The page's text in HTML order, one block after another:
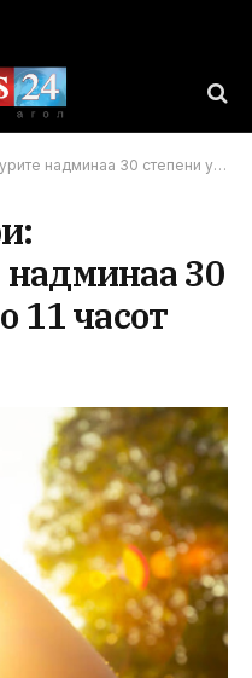
30 степени уште во 11 часот
30
11 часот